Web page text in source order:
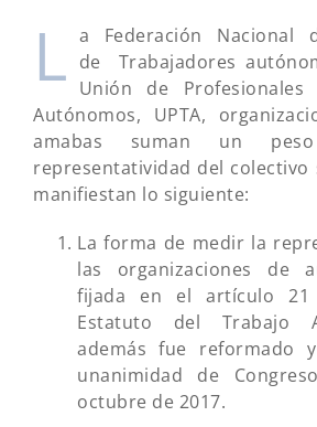
L a Federación Nacional
de Trabajadores
Unión de Profesionales
Autónomos, UPTA,
amabas suman un
representatividad del colectivo
manifiestan lo siguiente:
La forma de medir la
las organizaciones de
fijada en el artículo
Estatuto del Trabajo
además fue reformado
unanimidad de
octubre de 2017.